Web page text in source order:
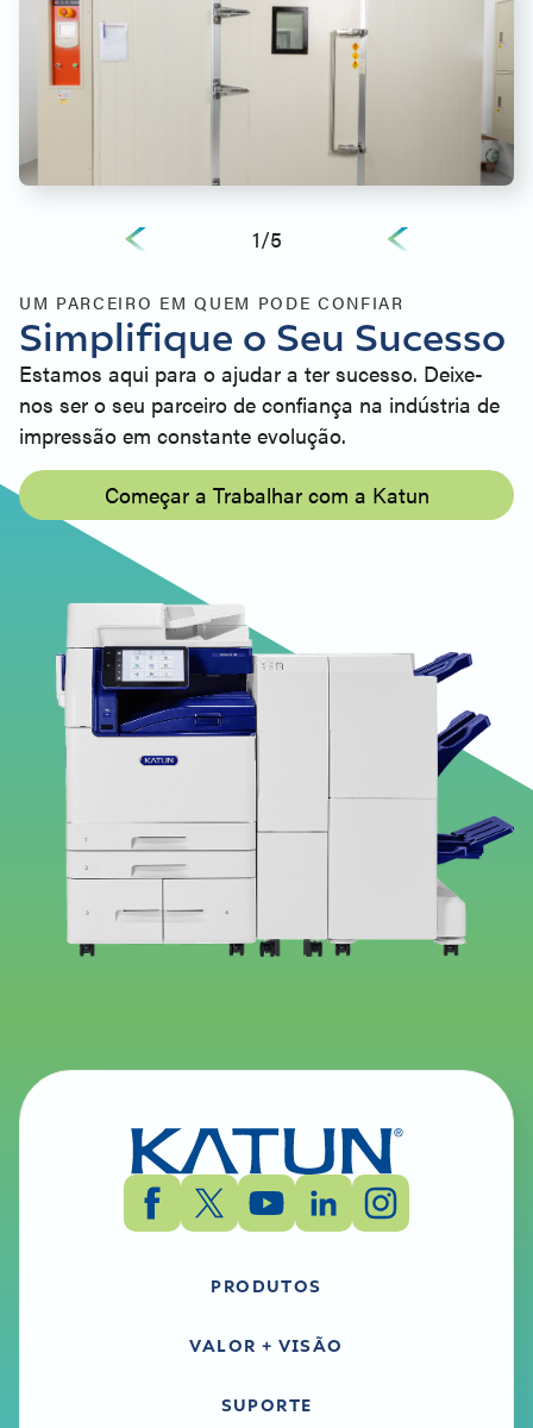
1/5
UM PARCEIRO EM QUEM PODE CONFIAR
Simplifique o Seu Sucesso
Estamos aqui para o ajudar a ter sucesso. Deixe-
nos ser o seu parceiro de confiança na indústria de
impressão em constante evolução.
Começar a Trabalhar com a Katun
PRODUTOS
VALOR + VISÃO
SUPORTE